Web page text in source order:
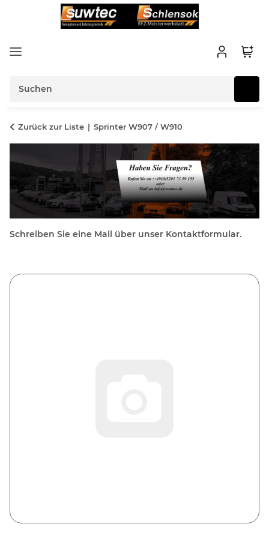
Zurück zur Liste Sprinter W907 / W910
Schreiben Sie eine Mail über unser Kontaktformular.